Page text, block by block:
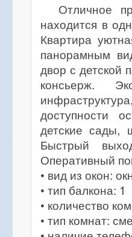
Отличное
находится в
Квартира
панорамным
двор с детской
консьерж.
доступности
детские сады,
Быстрый
Оперативный
• вид из окон:
• тип балкона: 1
• количество
• тип комнат: